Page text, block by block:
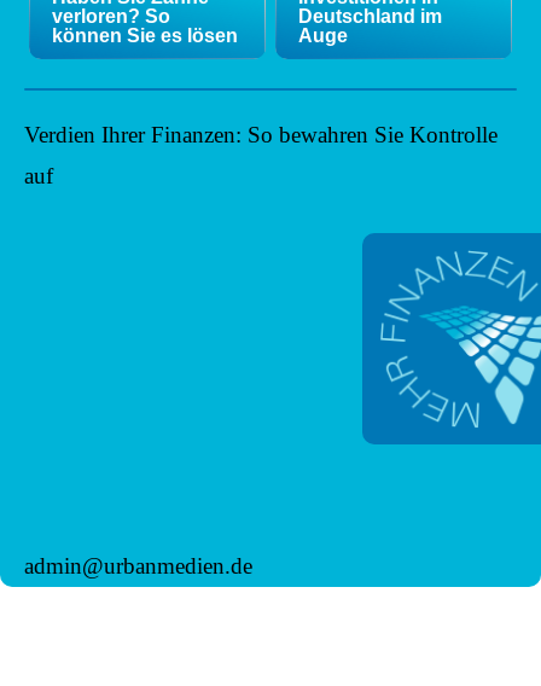
verloren? So
können Sie es lösen
Deutschland im
Auge
Verdien Ihrer Finanzen: So bewahren Sie Kontrolle
auf
admin@urbanmedien.de